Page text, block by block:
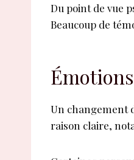
Du point de vue
Beaucoup de
Un changement
raison claire,